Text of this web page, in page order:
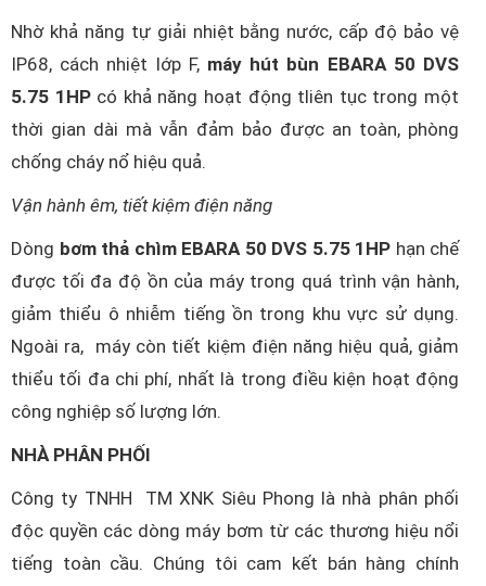
Nhờ khả năng tự giải nhiệt bằng nước, cấp độ bảo vệ
IP68, cách nhiệt lớp F, máy hút bùn EBARA 50 DVS
5.75 1HPcó khả năng hoạt động tliên tục trong một
thời gian dài mà vẫn đảm bảo được an toàn, phòng
chống cháy nổ hiệu quả.
Vận hành êm, tiết kiệm điện năng
Dòng bơm thả chìm EBARA 50 DVS 5.75 1HP hạn chế
được tối đa độ ồn của máy trong quá trình vận hành,
giảm thiểu ô nhiễm tiếng ồn trong khu vực sử dụng.
Ngoài ra, máy còn tiết kiệm điện năng hiệu quả, giảm
thiểu tối đa chi phí, nhất là trong điều kiện hoạt động
công nghiệp số lượng lớn.
NHÀ PHÂN PHỐI
Công ty TNHH TM XNK Siêu Phong là nhà phân phối
độc quyền các dòng máy bơm từ các thương hiệu nổi
tiếng toàn cầu. Chúng tôi cam kết bán hàng chính